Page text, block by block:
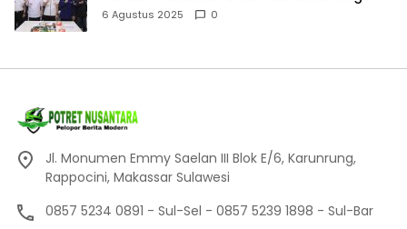
6 Agustus 2025 0
Jl. Monumen Emmy Saelan III Blok E/6, Karunrung,
Rappocini, Makassar Sulawesi
0857 5234 0891 - Sul-Sel - 0857 5239 1898 - Sul-Bar